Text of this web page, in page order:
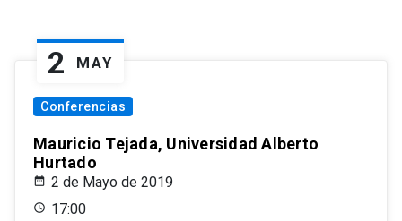
2 MAY
Conferencias
Mauricio Tejada, Universidad Alberto
Hurtado
2 de Mayo de 2019
17:00